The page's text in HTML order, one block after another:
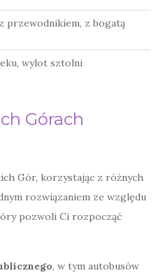
przewodnikiem, z bogatą
wylot sztolni
Górach
Gór, korzystając z różnych
rozwiązaniem ze względu
pozwoli Ci rozpocząć
, w tym autobusów